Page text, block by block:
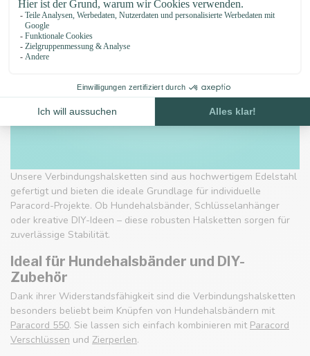
Unsere Verbindungshalsketten sind aus hochwertigem Edelstahl
gefertigt und bieten die ideale Grundlage für individuelle
Paracord-Projekte. Ob Hundehalsbänder, Schlüsselanhänger
oder kreative DIY-Ideen – diese robusten Halsketten sorgen für
zuverlässige Stabilität.
Ideal für Hundehalsbänder und DIY-
Zubehör
Dank ihrer Widerstandsfähigkeit sind die Verbindungshalsketten
besonders beliebt beim Knüpfen von Hundehalsbändern mit
Paracord 550. Sie lassen sich einfach kombinieren mit Paracord
Verschlüssen und Zierperlen.